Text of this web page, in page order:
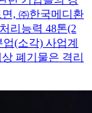
, ㈜한국메디환
리능력 48톤(2
(소각) 사업계
폐기물은 격리